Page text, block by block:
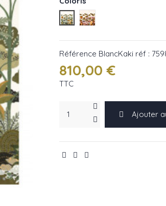
BlancKaki réf : 75983262
BlancMulti réf :
Référence BlancKaki réf :
810,00 €
TTC
Ajouter